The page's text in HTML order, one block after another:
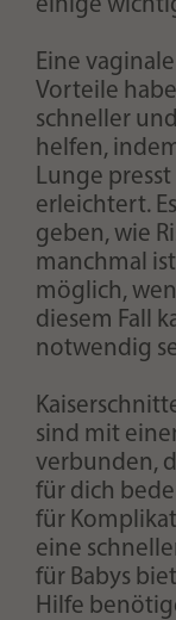
Eine
Vorteile
schneller
helfen,
Lunge
erleichtert.
geben, wie
manchmal
möglich,
diesem Fall
notwendig
sind mit
verbunden,
für dich
für
eine
für Babys
Hilfe